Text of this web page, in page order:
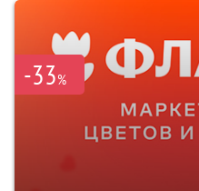
-33%